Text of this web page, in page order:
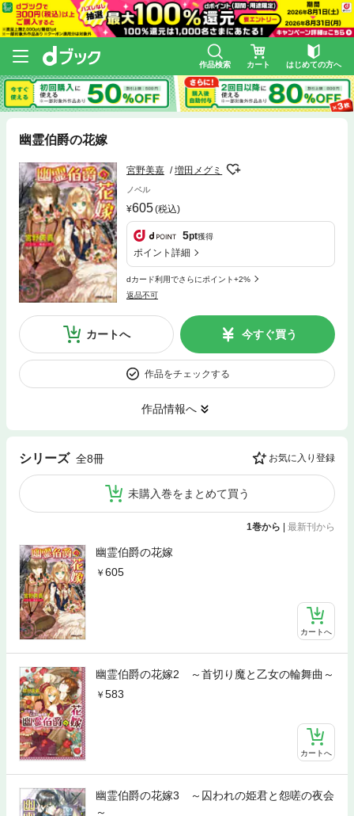
作品検索 カート はじめての方へ
幽霊伯爵の花嫁
宮野美嘉 増田メグミ
ノベル
605(税込)
5pt獲得
ポイント詳細
dカード利用でさらにポイント+2%
返品不可
カートへ 今すぐ買う
作品をチェックする
作品情報へ
シリーズ 全8冊 お気に入り登録
未購入巻をまとめて買う
1巻から 最新刊から
幽霊伯爵の花嫁
605
カートへ
幽霊伯爵の花嫁2 ～首切り魔と乙女の輪舞曲～
583
カートへ
幽霊伯爵の花嫁3 ～囚われの姫君と怨嗟の夜会
～